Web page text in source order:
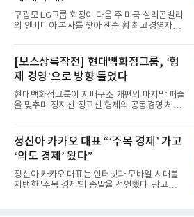
구광모 LG그룹 회장이 다음 주 미국 실리콘밸리
의 엔비디아 본사를 찾아 젠슨 황 최고경영자
[보스상륙작전] 현대백화점그룹, ‘형
제 경영’으로 방향 틀었다
현대백화점그룹이 지배구조 개편의 마지막 퍼즐
을 맞추며 정지선·정교선 형제의 공동경영 체제
정신아 카카오 대표 “‘주목 경제’ 가고
‘의도 경제’ 왔다”
정신아 카카오 대표는 인터넷과 모바일 시대를
지탱한 '주목 경제'의 종말을 선언했다. 광고를